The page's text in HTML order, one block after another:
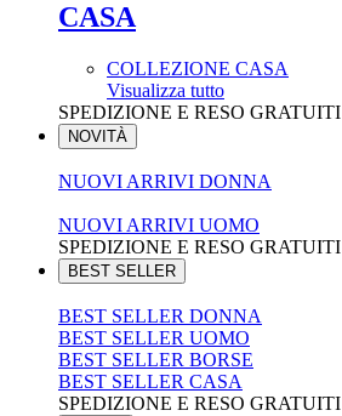
CASA
COLLEZIONE CASA
Visualizza tutto
SPEDIZIONE E RESO GRATUITI
NOVITÀ
NUOVI ARRIVI DONNA
NUOVI ARRIVI UOMO
SPEDIZIONE E RESO GRATUITI
BEST SELLER
BEST SELLER DONNA
BEST SELLER UOMO
BEST SELLER BORSE
BEST SELLER CASA
SPEDIZIONE E RESO GRATUITI